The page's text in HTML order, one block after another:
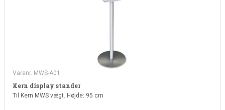
Varenr. MWS-A01
Kern display stander
Til Kern MWS vægt. Højde: 95 cm